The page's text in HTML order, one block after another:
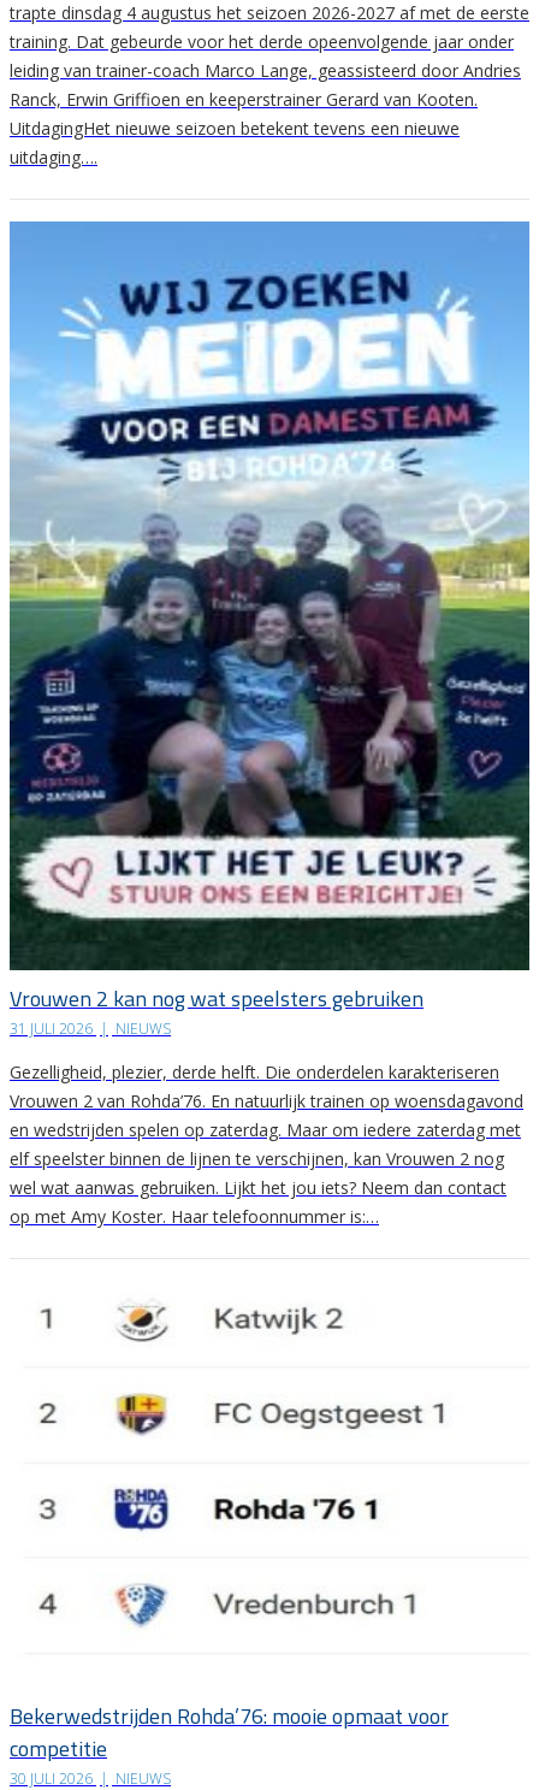
trapte dinsdag 4 augustus het seizoen 2026-2027 af met de eerste
training. Dat gebeurde voor het derde opeenvolgende jaar onder
leiding van trainer-coach Marco Lange, geassisteerd door Andries
Ranck, Erwin Griffioen en keeperstrainer Gerard van Kooten.
UitdagingHet nieuwe seizoen betekent tevens een nieuwe
uitdaging….
Vrouwen 2 kan nog wat speelsters gebruiken
31 JULI 2026 | NIEUWS
Gezelligheid, plezier, derde helft. Die onderdelen karakteriseren
Vrouwen 2 van Rohda’76. En natuurlijk trainen op woensdagavond
en wedstrijden spelen op zaterdag. Maar om iedere zaterdag met
elf speelster binnen de lijnen te verschijnen, kan Vrouwen 2 nog
wel wat aanwas gebruiken. Lijkt het jou iets? Neem dan contact
op met Amy Koster. Haar telefoonnummer is:…
Bekerwedstrijden Rohda’76: mooie opmaat voor
competitie
30 JULI 2026 | NIEUWS